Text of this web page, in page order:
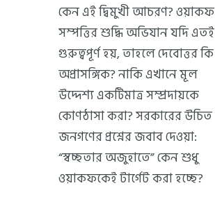
কেন এই দ্বিমুখী আচরণ? ওয়াকফ
সম্পত্তির শুদ্ধি অভিযান যদি এতই
গুরুত্বপূর্ণ হয়, তাহলে দেবোত্তর কি
অপ্রাসঙ্গিক? নাকি এখানে মূল
উদ্দেশ্য একটিমাত্র সম্প্রদায়কে
কোণঠাসা করা? সরকারের উচিত
জনগণের প্রশ্নের জবাব দেওয়া:
“স্বচ্ছতার অজুহাতে” কেন শুধু
ওয়াকফকেই টার্গেট করা হচ্ছে?